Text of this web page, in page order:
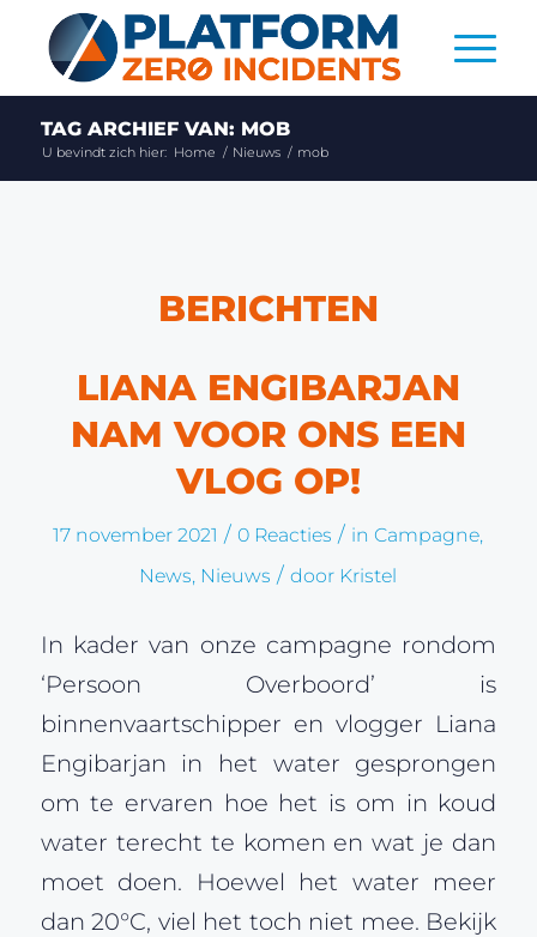
TAG ARCHIEF VAN: MOB
U bevindt zich hier: Home / Nieuws / mob
BERICHTEN
LIANA ENGIBARJAN
NAM VOOR ONS EEN
VLOG OP!
17 november 2021 / 0 Reacties / inCampagne,
News, Nieuws / door Kristel
In kader van onze campagne rondom
‘Persoon Overboord’ is
binnenvaartschipper en vlogger Liana
Engibarjan in het water gesprongen
om te ervaren hoe het is om in koud
water terecht te komen en wat je dan
moet doen. Hoewel het water meer
dan 20°C, viel het toch niet mee. Bekijk